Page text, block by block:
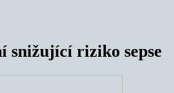
snižující riziko sepse